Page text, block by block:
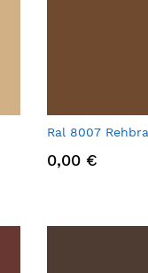
Ral 8007
0,00 €